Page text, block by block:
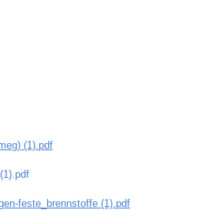
(1).pdf
(1).pdf
feste_brennstoffe (1).pdf